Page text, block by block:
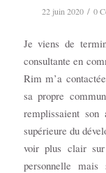
22 juin 2020 / 0
Je viens de
consultante en
Rim m’a
sa propre
remplissaient
supérieure du
voir plus clair
personnelle mais